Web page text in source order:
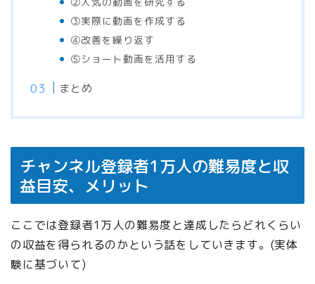
③実際に動画を作成する
④改善を繰り返す
⑤ショート動画を活用する
まとめ
チャンネル登録者1万人の難易度と収
益目安、メリット
ここでは登録者1万人の難易度と達成したらどれくらい
の収益を得られるのかという話をしていきます。(実体
験に基づいて)